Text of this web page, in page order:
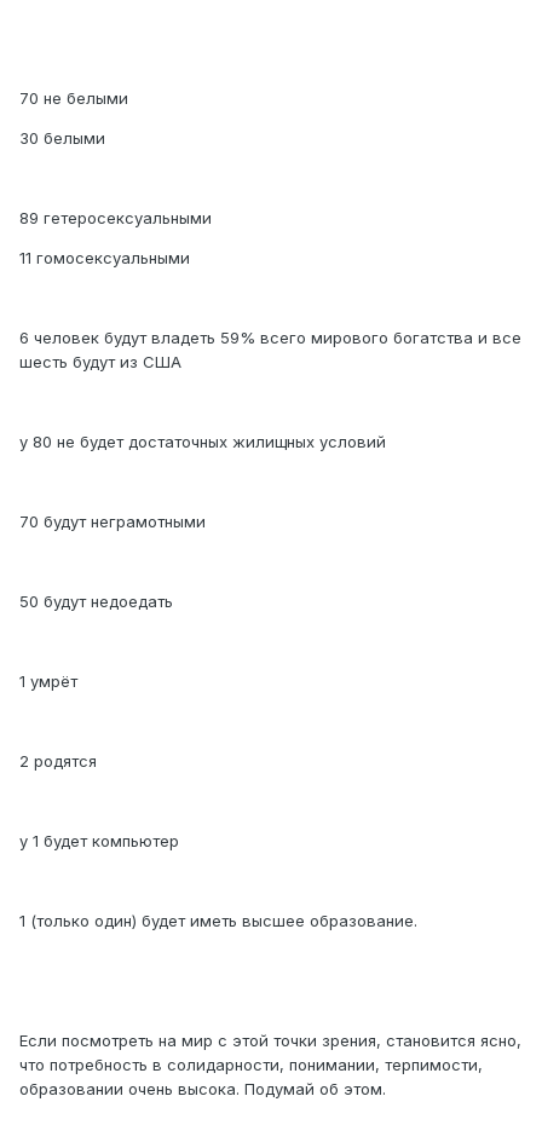
70 не белыми
30 белыми
89 гетеросексуальными
11 гомосексуальными
6 человек будут владеть 59% всего мирового богатства и все
шесть будут из США
у 80 не будет достаточных жилищных условий
70 будут неграмотными
50 будут недоедать
1 умрёт
2 родятся
у 1 будет компьютер
1 (только один) будет иметь высшее образование.
Если посмотреть на мир с этой точки зрения, становится ясно,
что потребность в солидарности, понимании, терпимости,
образовании очень высока. Подумай об этом.